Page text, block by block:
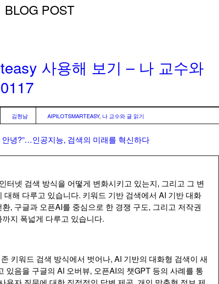
BLOG POST
사용해 보기 – 나 교수와
김현남 AIPILOTSMARTEASY, 나 교수와 글 읽기
녕?”…인공지능, 검색의 미래를 혁신하다
터넷 검색 방식을 어떻게 변화시키고 있는지, 그리고 그 변
대해 다루고 있습니다. 키워드 기반 검색에서 AI 기반 대화
, 구글과 오픈AI를 중심으로 한 경쟁 구도, 그리고 저작권
지 폭넓게 다루고 있습니다.
키워드 검색 방식에서 벗어나, AI 기반의 대화형 검색이 새
있음을 구글의 AI 오버뷰, 오픈AI의 챗GPT 등의 사례를 통